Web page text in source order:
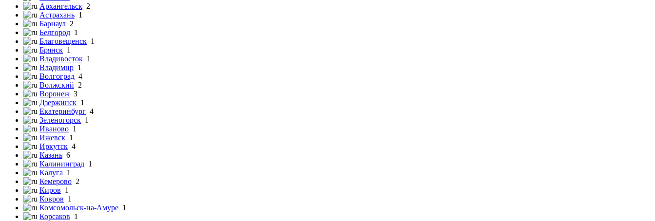
Архангельск 2
Астрахань 1
Барнаул 2
Белгород 1
Благовещенск 1
Брянск 1
Владивосток 1
Владимир 1
Волгоград 4
Волжский 2
Воронеж 3
Дзержинск 1
Екатеринбург 4
Зеленогорск 1
Иваново 1
Ижевск 1
Иркутск 4
Казань 6
Калининград 1
Калуга 1
Кемерово 2
Киров 1
Ковров 1
Комсомольск-на-Амуре 1
Корсаков 1